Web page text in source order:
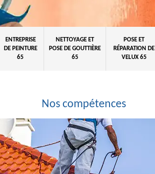
ENTREPRISE
DE PEINTURE
65
NETTOYAGE ET
POSE DE GOUTTIÈRE
65
POSE ET
RÉPARATION DE
VELUX 65
Nos compétences